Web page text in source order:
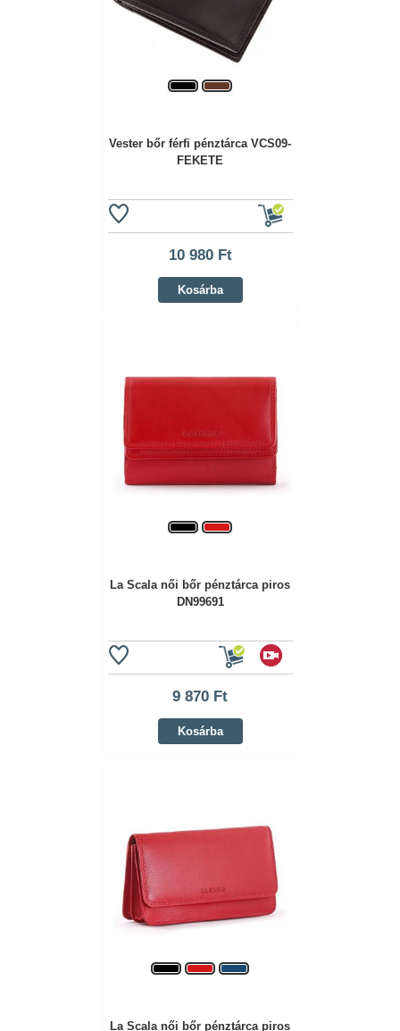
Vester bőr férfi pénztárca VCS09-
FEKETE
10 980 Ft
Kosárba
La Scala női bőr pénztárca piros
DN99691
9 870 Ft
Kosárba
La Scala női bőr pénztárca piros